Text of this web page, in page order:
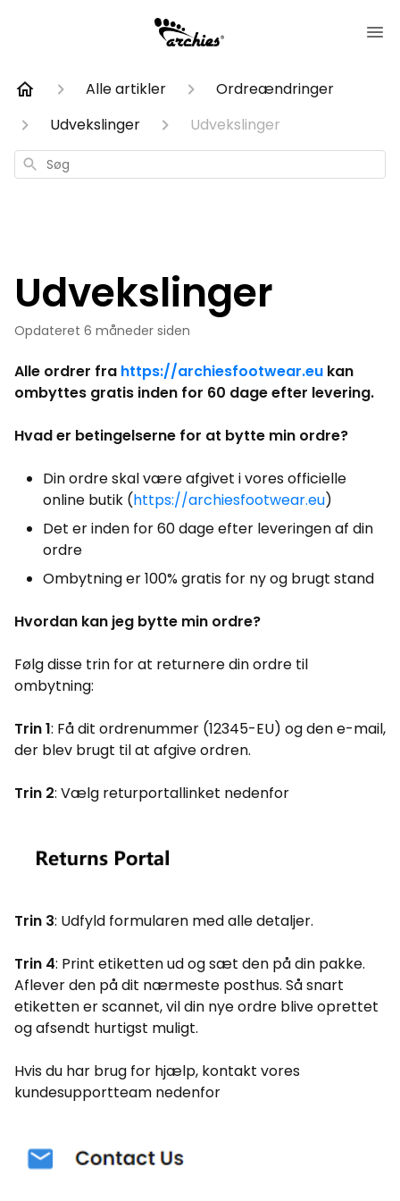
Alle artikler
Ordreændringer
Udvekslinger
Udvekslinger
Søg
Udvekslinger
Opdateret 6 måneder siden
Alle ordrer fra https://archiesfootwear.eu kan
ombyttes gratis inden for 60 dage efter levering.
Hvad er betingelserne for at bytte min ordre?
Din ordre skal være afgivet i vores officielle
online butik (https://archiesfootwear.eu)
Det er inden for 60 dage efter leveringen af din
ordre
Ombytning er 100% gratis for ny og brugt stand
Hvordan kan jeg bytte min ordre?
Følg disse trin for at returnere din ordre til
ombytning:
Trin 1: Få dit ordrenummer (12345-EU) og den e-mail,
der blev brugt til at afgive ordren.
Trin 2: Vælg returportallinket nedenfor
Trin 3: Udfyld formularen med alle detaljer.
Trin 4: Print etiketten ud og sæt den på din pakke.
Aflever den på dit nærmeste posthus. Så snart
etiketten er scannet, vil din nye ordre blive oprettet
og afsendt hurtigst muligt.
Hvis du har brug for hjælp, kontakt vores
kundesupportteam nedenfor